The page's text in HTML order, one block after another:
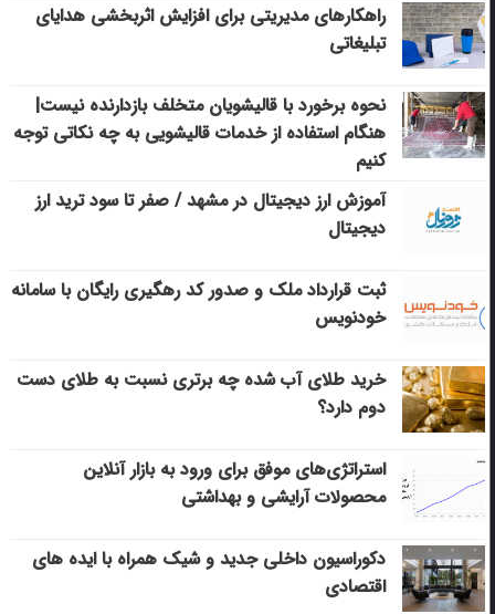
راهکارهای مدیریتی برای افزایش اثربخشی هدایای
تبلیغاتی
نحوه برخورد با قالیشویان متخلف بازدارنده نیست|
هنگام استفاده از خدمات قالیشویی به چه نکاتی توجه
کنیم
آموزش ارز دیجیتال در مشهد / صفر تا سود ترید ارز
دیجیتال
ثبت قرارداد ملک و صدور کد رهگیری رایگان با سامانه
خودنویس
خرید طلای آب شده چه برتری نسبت به طلای دست
دوم دارد؟
استراتژی‌های موفق برای ورود به بازار آنلاین
محصولات آرایشی و بهداشتی
دکوراسیون داخلی جدید و شیک همراه با ایده های
اقتصادی